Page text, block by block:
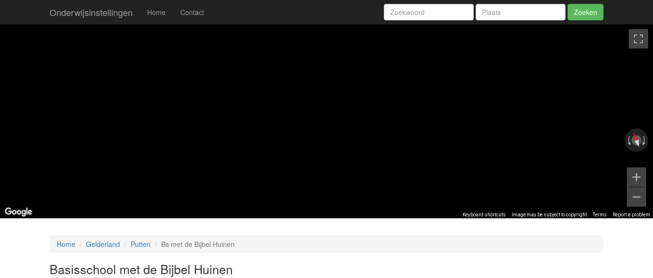
Onderwijsinstellingen Home Contact Zoeken
Keyboard shortcuts Image may be subject to copyright Terms Report a problem
Home Gelderland Putten Bs met de Bijbel Huinen
Basisschool met de Bijbel Huinen